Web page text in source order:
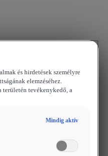
és hirdetések személyre
elemzéséhez.
területén tevékenykedő, a
Mindig aktív